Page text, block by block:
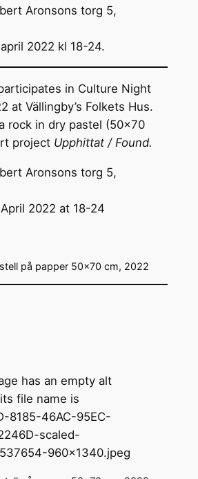
Aronsons torg 5,
2022 kl 18-24.
in Culture Night
at Vällingby’s Folkets Hus.
rock in dry pastel (50×70
projectUpphittat / Found.
Aronsons torg 5,
2022 at 18-24
på papper 50×70 cm, 2022